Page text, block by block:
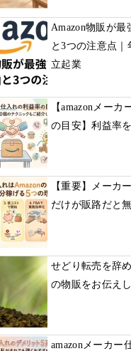
Amazon物販が最
と3つの注意点
立起業
【amazonメー
の目安】利益率
【重要】メーカ
だけが販路だと
せどり転売を辞
の物販をお伝え
amazonメーカー